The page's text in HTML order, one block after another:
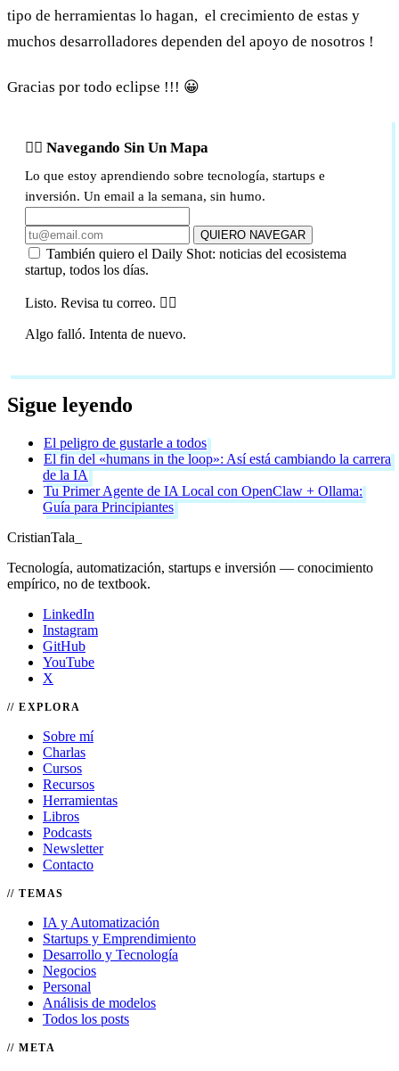
tipo de herramientas lo hagan, el crecimiento de estas y
muchos desarrolladores dependen del apoyo de nosotros !
Gracias por todo eclipse !!! 😀
🏴‍☠️ Navegando Sin Un Mapa
Lo que estoy aprendiendo sobre tecnología, startups e
inversión. Un email a la semana, sin humo.
QUIERO NAVEGAR
También quiero el Daily Shot: noticias del ecosistema
startup, todos los días.
Listo. Revisa tu correo. 🏴‍☠️
Algo falló. Intenta de nuevo.
Sigue leyendo
El peligro de gustarle a todos
El fin del «humans in the loop»: Así está cambiando la carrera
de la IA
Tu Primer Agente de IA Local con OpenClaw + Ollama:
Guía para Principiantes
CristianTala
Tecnología, automatización, startups e inversión — conocimiento
empírico, no de textbook.
LinkedIn
Instagram
GitHub
YouTube
X
EXPLORA
Sobre mí
Charlas
Cursos
Recursos
Herramientas
Libros
Podcasts
Newsletter
Contacto
TEMAS
IA y Automatización
Startups y Emprendimiento
Desarrollo y Tecnología
Negocios
Personal
Análisis de modelos
Todos los posts
META